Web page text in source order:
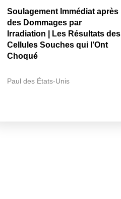
Soulagement Immédiat après
des Dommages par
Irradiation | Les Résultats des
Cellules Souches qui l’Ont
Choqué
Paul des États-Unis